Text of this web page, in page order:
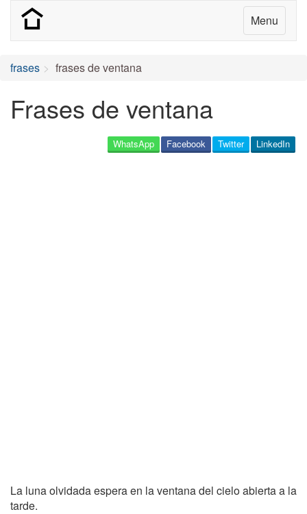
Menu
frases frases de ventana
Frases de ventana
LinkedIn
Twitter
Facebook
WhatsApp
La luna olvidada espera en la ventana del cielo abierta a la
tarde.